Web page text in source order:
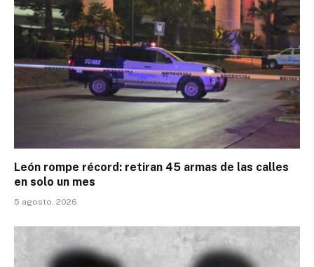
León rompe récord: retiran 45 armas de las calles
en solo un mes
5 agosto, 2026